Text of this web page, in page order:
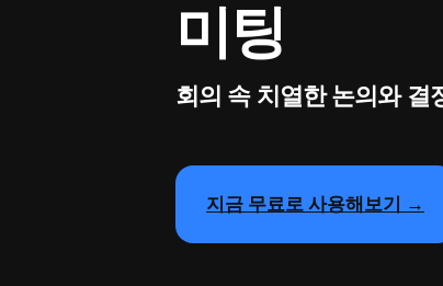
미팅
회의 속 치열한 논의와 결
지금 무료로 사용해보기 →